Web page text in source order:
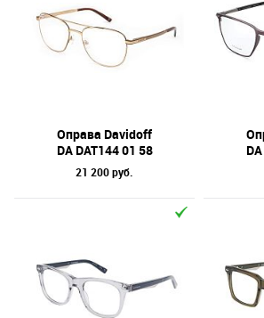
Назначение / Пол
Форма оправы
Технология оптики
Материал оправы
Оправа Davidoff
DA DAT144 01 58
21 200 руб.